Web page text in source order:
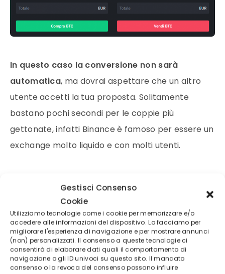
Gestisci Consenso
Cookie
Utilizziamo tecnologie come i cookie per memorizzare e/o
accedere alle informazioni del dispositivo. Lo facciamo per
migliorare l'esperienza di navigazione e per mostrare annunci
(non) personalizzati. Il consenso a queste tecnologie ci
consentirà di elaborare dati quali il comportamento di
navigazione o gli ID univoci su questo sito. Il mancato
consenso o la revoca del consenso possono influire
In questo caso la conversione non sarà
automatica, ma dovrai aspettare che un altro
utente accetti la tua proposta. Solitamente
bastano pochi secondi per le coppie più
gettonate, infatti Binance è famoso per essere un
exchange molto liquido e con molti utenti.
COME FARE TRADING SU BINANCE SULLA
PIATTAFORMA AVANZATA
Non ti senti un principiante,ma vuoi fare trading
su una piattaforma avanzata e indicata per i
trader più esperti?Puoi farlo senza problemi, dal